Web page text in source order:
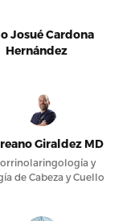
Josué Cardona
Hernández
Giraldez MD
y
de Cabeza y Cuello